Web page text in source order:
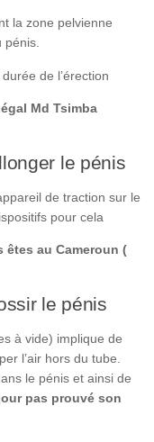
la zone pelvienne
pénis.
de l’érection
Md Tsimba
le pénis
de traction sur le
pour cela
êtes au Cameroun (
le pénis
à vide) implique de
l’air hors du tube.
le pénis et ainsi de
pas prouvé son